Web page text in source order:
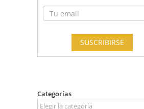
Categorías
Categorías